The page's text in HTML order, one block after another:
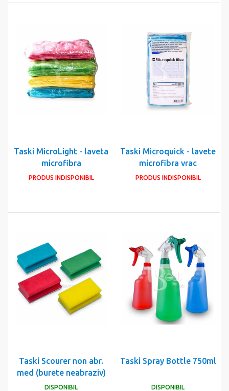
Taski MicroLight - laveta
microfibra
PRODUS INDISPONIBIL
Taski Microquick - lavete
microfibra vrac
PRODUS INDISPONIBIL
Taski Scourer non abr.
med (burete neabraziv)
DISPONIBIL
Taski Spray Bottle 750ml
DISPONIBIL